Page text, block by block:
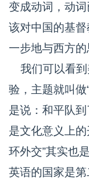
变成动词，动
该对中国的基
一步地与西方的
我们可以看到
验，主题就叫做
是说：和平队
是文化意义上
环外交”其实也
英语的国家是